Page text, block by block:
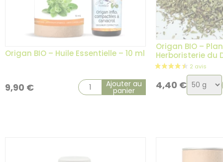
Origan BIO – Huile Essentielle – 10 ml
9,90 € Ajouter au
panier
Origan BIO –
Herboristerie du
4,40 €Choix
de